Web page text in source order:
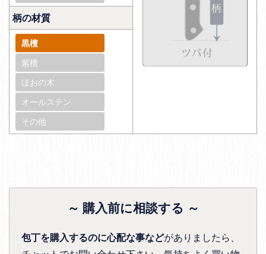
柄の材質
黒檀
紫檀
ほおの木
オールステン
その他
～ 購入前に相談する ～
包丁を購入するのに心配な事などがありましたら、